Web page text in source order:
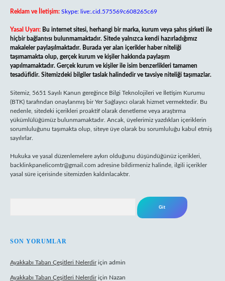
Reklam ve İletişim: Skype: live:.cid.575569c608265c69
Yasal Uyarı: Bu internet sitesi, herhangi bir marka, kurum veya şahıs şirketi ile
hiçbir bağlantısı bulunmamaktadır. Sitede yalnızca kendi hazırladığımız
makaleler paylaşılmaktadır. Burada yer alan içerikler haber niteliği
taşımamakta olup, gerçek kurum ve kişiler hakkında paylaşım
yapılmamaktadır. Gerçek kurum ve kişiler ile isim benzerlikleri tamamen
tesadüfidir. Sitemizdeki bilgiler taslak halindedir ve tavsiye niteliği taşımazlar.
Sitemiz, 5651 Sayılı Kanun gereğince Bilgi Teknolojileri ve İletişim Kurumu
(BTK) tarafından onaylanmış bir Yer Sağlayıcı olarak hizmet vermektedir. Bu
nedenle, sitedeki içerikleri proaktif olarak denetleme veya araştırma
yükümlülüğümüz bulunmamaktadır. Ancak, üyelerimiz yazdıkları içeriklerin
sorumluluğunu taşımakta olup, siteye üye olarak bu sorumluluğu kabul etmiş
sayılırlar.
Hukuka ve yasal düzenlemelere aykırı olduğunu düşündüğünüz içerikleri,
backlinkpanelicomtr@gmail.com adresine bildirmeniz halinde, ilgili içerikler
yasal süre içerisinde sitemizden kaldırılacaktır.
SON YORUMLAR
Ayakkabı Taban Çeşitleri Nelerdiriçin admin
Ayakkabı Taban Çeşitleri Nelerdiriçin Nazan